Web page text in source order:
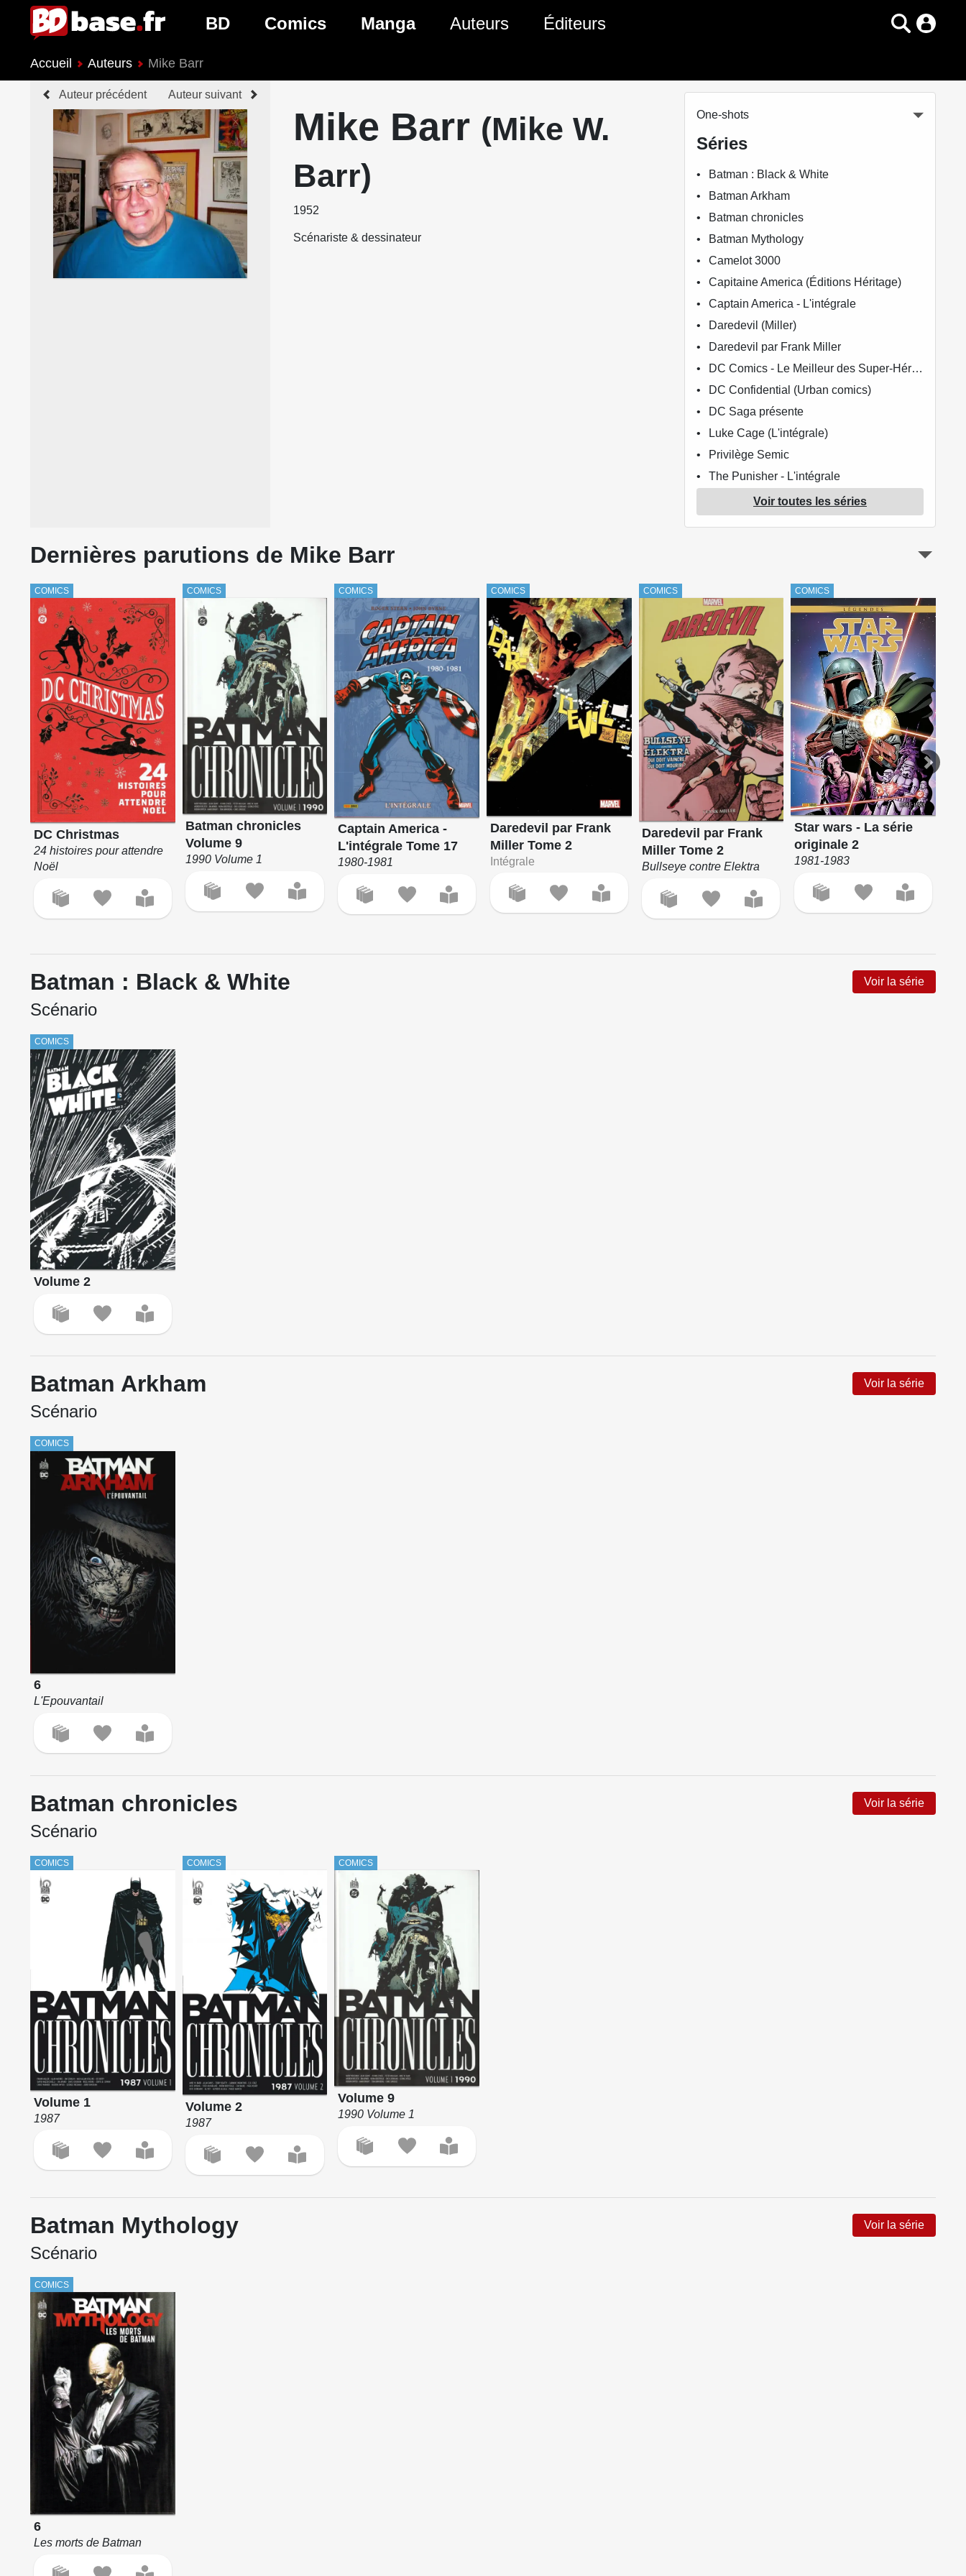
BD
Prochaines sorties BD
Genres BD
Comics
Genres Comics
Manga
Genres Manga
Auteurs Éditeurs
Accueil Auteurs Mike Barr
Auteur précédent Auteur suivant
Mike Barr (Mike W.
Barr)
1952
Scénariste & dessinateur
One-shots
Séries
Batman : Black & White
Batman Arkham
Batman chronicles
Batman Mythology
Camelot 3000
Capitaine America (Éditions Héritage)
Captain America - L'intégrale
Daredevil (Miller)
Daredevil par Frank Miller
DC Comics - Le Meilleur des Super-Héros
DC Confidential (Urban comics)
DC Saga présente
Luke Cage (L'intégrale)
Privilège Semic
The Punisher - L'intégrale
Les Simpson (Super colossal)
Star Trek (Aredit)
Star Wars - Légendes - La Collection
Star Wars - The Clone Wars
Star Wars - The Clone Wars Aventures
Star Wars - X-Wing Rogue Squadron (Delcourt)
Super Héros (Collection Comics USA)
Voir toutes les séries
Dernières parutions de Mike Barr
COMICS
DC Christmas
24 histoires pour attendre
Noël
COMICS
Batman chronicles
Volume 9
1990 Volume 1
COMICS
Captain America -
L'intégrale Tome 17
1980-1981
COMICS
Daredevil par Frank
Miller Tome 2
Intégrale
COMICS
Daredevil par Frank
Miller Tome 2
Bullseye contre Elektra
COMICS
Star wars - La série
originale 2
1981-1983
Batman : Black & White Voir la série
Scénario
COMICS
Volume 2
Batman Arkham Voir la série
Scénario
COMICS
6
L'Epouvantail
Batman chronicles Voir la série
Scénario
COMICS
Volume 1
1987
COMICS
Volume 2
1987
COMICS
Volume 9
1990 Volume 1
Batman Mythology Voir la série
Scénario
COMICS
6
Les morts de Batman